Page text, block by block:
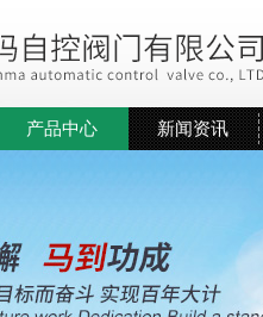
产品中心 新闻资讯